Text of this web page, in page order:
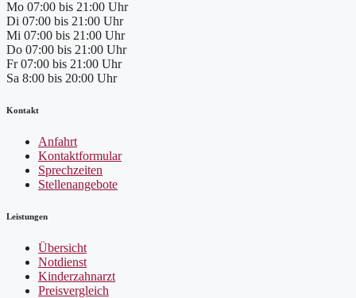
Mo 07:00 bis 21:00 Uhr
Di 07:00 bis 21:00 Uhr
Mi 07:00 bis 21:00 Uhr
Do 07:00 bis 21:00 Uhr
Fr 07:00 bis 21:00 Uhr
Sa 8:00 bis 20:00 Uhr
Kontakt
Anfahrt
Kontaktformular
Sprechzeiten
Stellenangebote
Leistungen
Übersicht
Notdienst
Kinderzahnarzt
Preisvergleich